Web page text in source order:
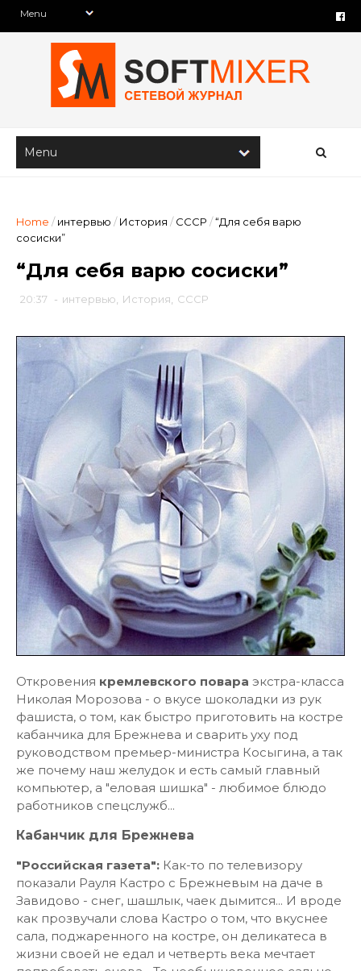
Home / интервью / История / СССР /“Для себя варю
сосиски”
“Для себя варю сосиски”
20:37 - интервью История СССР
Откровения кремлевского повара экстра-класса
Николая Морозова - о вкусе шоколадки из рук
фашиста, о том, как быстро приготовить на костре
кабанчика для Брежнева и сварить уху под
руководством премьер-министра Косыгина, а так
же почему наш желудок и есть самый главный
компьютер, а "еловая шишка" - любимое блюдо
работников спецслужб...
Кабанчик для Брежнева
"Российская газета": Как-то по телевизору
показали Рауля Кастро с Брежневым на даче в
Завидово - снег, шашлык, чаек дымится... И вроде
как прозвучали слова Кастро о том, что вкуснее
сала, поджаренного на костре, он деликатеса в
жизни своей не едал и четверть века мечтает